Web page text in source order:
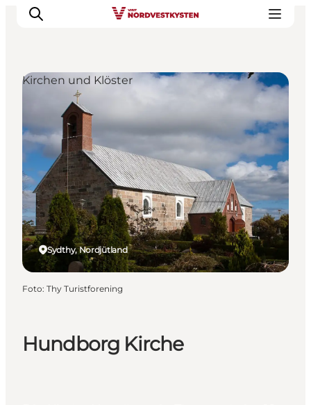
Urlaubsorte
Inspiration
Events
Unterkunft
Mach deine Urlaubsplanung
Hundborg Kirche
Sydthy, Nordjütland
Kirchen und Klöster
Foto: Thy Turistforening